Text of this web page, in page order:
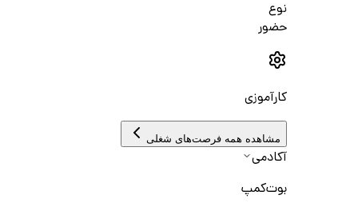
نوع
حضور
کارآموزی
مشاهده همه فرصت‌های شغلی
آکادمی
بوت‌کمپ